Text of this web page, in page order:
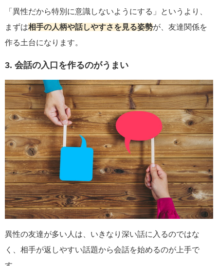
「異性だから特別に意識しないようにする」というより、
まずは相手の人柄や話しやすさを見る姿勢が、友達関係を
作る土台になります。
3. 会話の入口を作るのがうまい
異性の友達が多い人は、いきなり深い話に入るのではな
く、相手が返しやすい話題から会話を始めるのが上手で